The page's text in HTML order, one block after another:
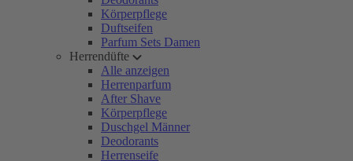
Körperpflege
Duftseifen
Parfum Sets Damen
Herrendüfte
Alle anzeigen
Herrenparfum
After Shave
Körperpflege
Duschgel Männer
Deodorants
Herrenseife